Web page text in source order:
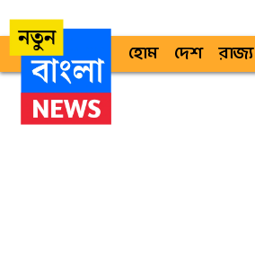
হোম দেশ রাজ্য